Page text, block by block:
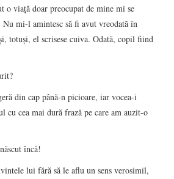
o viaţă doar preocupat de mine mi se
mi-l amintesc să fi avut vreodată în
totuşi, el scrisese cuiva. Odată, copil fiind
din cap până-n picioare, iar vocea-i
cu cea mai dură frază pe care am auzit-o
încă!
lui fără să le aflu un sens verosimil,